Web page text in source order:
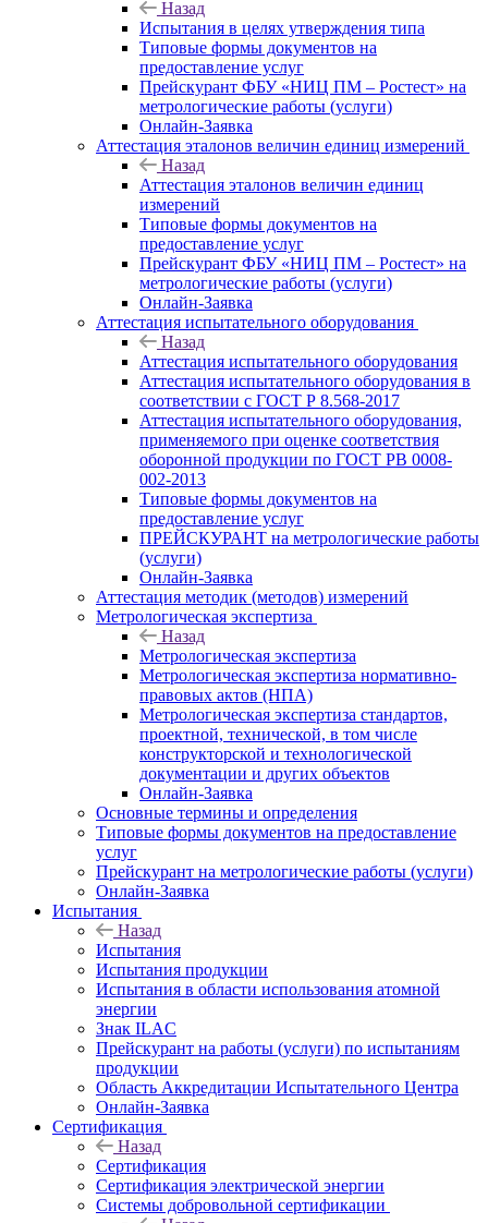
Назад
Испытания в целях утверждения типа
Типовые формы документов на
предоставление услуг
Прейскурант ФБУ «НИЦ ПМ – Ростест» на
метрологические работы (услуги)
Онлайн-Заявка
Аттестация эталонов величин единиц измерений
Назад
Аттестация эталонов величин единиц
измерений
Типовые формы документов на
предоставление услуг
Прейскурант ФБУ «НИЦ ПМ – Ростест» на
метрологические работы (услуги)
Онлайн-Заявка
Аттестация испытательного оборудования
Назад
Аттестация испытательного оборудования
Аттестация испытательного оборудования в
соответствии с ГОСТ Р 8.568-2017
Аттестация испытательного оборудования,
применяемого при оценке соответствия
оборонной продукции по ГОСТ РВ 0008-
002-2013
Типовые формы документов на
предоставление услуг
ПРЕЙСКУРАНТ на метрологические работы
(услуги)
Онлайн-Заявка
Аттестация методик (методов) измерений
Метрологическая экспертиза
Назад
Метрологическая экспертиза
Метрологическая экспертиза нормативно-
правовых актов (НПА)
Метрологическая экспертиза стандартов,
проектной, технической, в том числе
конструкторской и технологической
документации и других объектов
Онлайн-Заявка
Основные термины и определения
Типовые формы документов на предоставление
услуг
Прейскурант на метрологические работы (услуги)
Онлайн-Заявка
Испытания
Назад
Испытания
Испытания продукции
Испытания в области использования атомной
энергии
Знак ILAC
Прейскурант на работы (услуги) по испытаниям
продукции
Область Аккредитации Испытательного Центра
Онлайн-Заявка
Сертификация
Назад
Сертификация
Сертификация электрической энергии
Системы добровольной сертификации